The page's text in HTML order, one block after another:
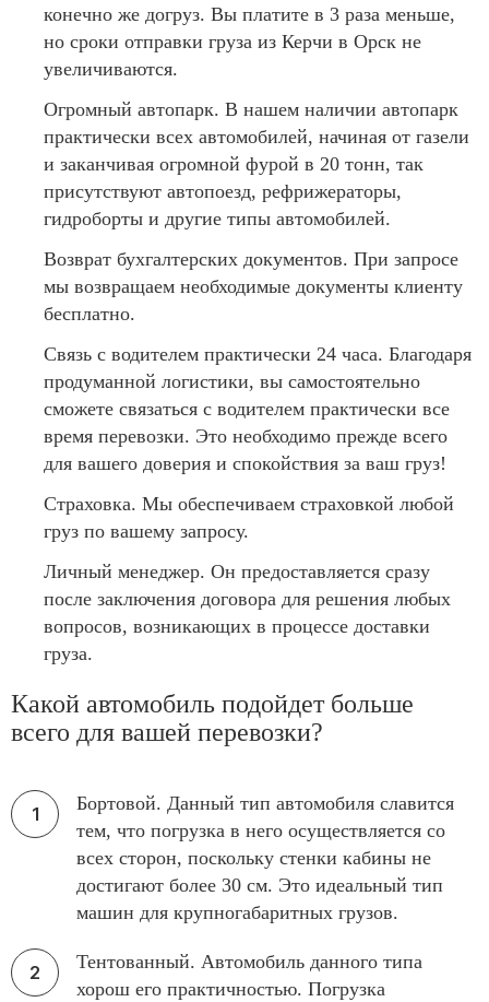
конечно же догруз. Вы платите в 3 раза меньше,
но сроки отправки груза из Керчи в Орск не
увеличиваются.
Огромный автопарк. В нашем наличии автопарк
практически всех автомобилей, начиная от газели
и заканчивая огромной фурой в 20 тонн, так
присутствуют автопоезд, рефрижераторы,
гидроборты и другие типы автомобилей.
Возврат бухгалтерских документов. При запросе
мы возвращаем необходимые документы клиенту
бесплатно.
Связь с водителем практически 24 часа. Благодаря
продуманной логистики, вы самостоятельно
сможете связаться с водителем практически все
время перевозки. Это необходимо прежде всего
для вашего доверия и спокойствия за ваш груз!
Страховка. Мы обеспечиваем страховкой любой
груз по вашему запросу.
Личный менеджер. Он предоставляется сразу
после заключения договора для решения любых
вопросов, возникающих в процессе доставки
груза.
Какой автомобиль подойдет больше
всего для вашей перевозки?
Бортовой. Данный тип автомобиля славится
тем, что погрузка в него осуществляется со
всех сторон, поскольку стенки кабины не
достигают более 30 см. Это идеальный тип
машин для крупногабаритных грузов.
Тентованный. Автомобиль данного типа
хорош его практичностью. Погрузка